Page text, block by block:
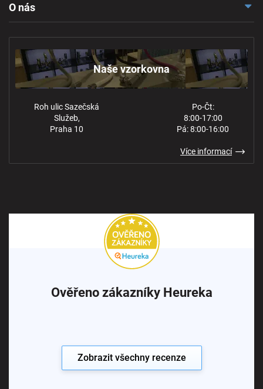
Ochrana osobních údajů
O nás
Naše vzorkovna
Roh ulic Sazečská
Služeb,
Praha 10
Po-Čt:
8:00-17:00
Pá: 8:00-16:00
Více informací
Ověřeno zákazníky Heureka
Zobrazit všechny recenze